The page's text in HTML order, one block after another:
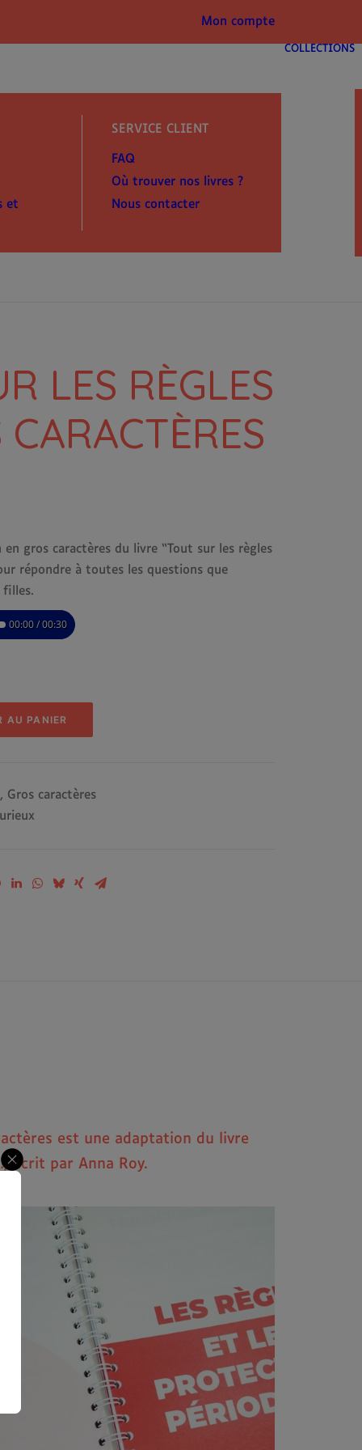
Mon compte
et
SERVICE CLIENT
FAQ
Où trouver nos livres ?
Nous contacter
COLLECTIONS
LES RÈGLES
gros caractères du livre “Tout sur les règles
répondre à toutes les questions que
filles.
00:00 / 00:30
AU PANIER
, Gros caractères
est une adaptation du livre
, écrit par Anna Roy.